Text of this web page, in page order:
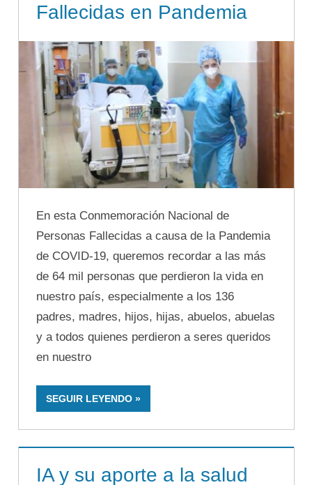
Fallecidas en Pandemia
En esta Conmemoración Nacional de
Personas Fallecidas a causa de la Pandemia
de COVID-19, queremos recordar a las más
de 64 mil personas que perdieron la vida en
nuestro país, especialmente a los 136
padres, madres, hijos, hijas, abuelos, abuelas
y a todos quienes perdieron a seres queridos
en nuestro
SEGUIR LEYENDO
IA y su aporte a la salud